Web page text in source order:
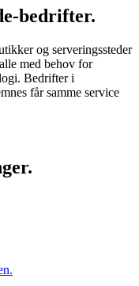
-bedrifter.
og serveringssteder
med behov for
Bedrifter i
får samme service